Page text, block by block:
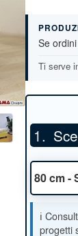
Se
Ti serve